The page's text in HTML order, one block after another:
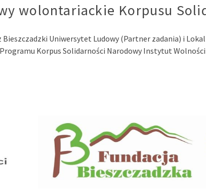
wolontariackie Korpusu
Uniwersytet Ludowy (Partner zadania) i
Korpus Solidarności Narodowy Instytut